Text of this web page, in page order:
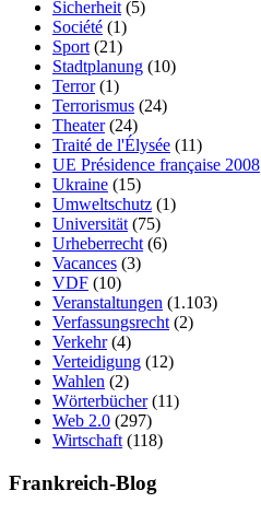
Sicherheit (5)
Société (1)
Sport (21)
Stadtplanung (10)
Terror(1)
Terrorismus (24)
Theater(24)
Traité de l'Élysée (11)
UE Présidence française 2008
Ukraine (15)
Umweltschutz (1)
Universität (75)
Urheberrecht (6)
Vacances (3)
VDF (10)
Veranstaltungen (1.103)
Verfassungsrecht (2)
Verkehr(4)
Verteidigung (12)
Wahlen (2)
Wörterbücher(11)
Web 2.0 (297)
Wirtschaft (118)
Frankreich-Blog